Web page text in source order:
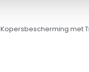
Kopersbescherming met